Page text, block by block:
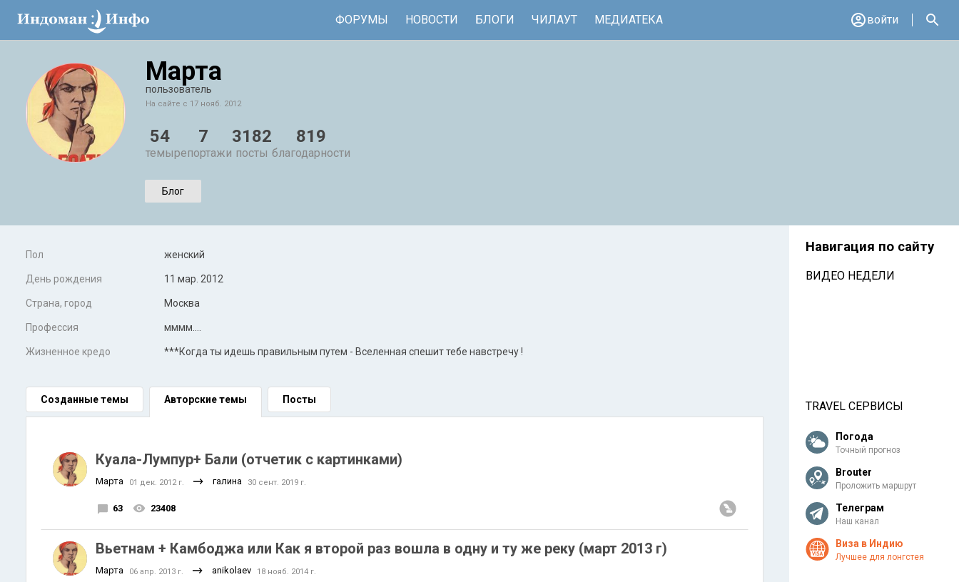
ФОРУМЫ НОВОСТИ БЛОГИ ЧИЛАУТ МЕДИАТЕКА войти
Марта
пользователь
На сайте с 17 нояб. 2012
54
темы
7
репортажи
3182
посты
819
благодарности
Блог
Пол женский
День рождения 11 мар. 2012
Страна, город Москва
Профессия мммм....
Жизненное кредо ***Когда ты идешь правильным путем - Вселенная спешит тебе навстречу !
Созданные темы Авторские темы Посты
Куала-Лумпур+ Бали (отчетик с картинками)
Марта 01 дек. 2012 г. галина 30 сент. 2019 г.
63 23408
Вьетнам + Камбоджа или Как я второй раз вошла в одну и ту же реку (март 2013 г)
Марта 06 апр. 2013 г. anikolaev 18 нояб. 2014 г.
Навигация по сайту
ВИДЕО НЕДЕЛИ
TRAVEL СЕРВИСЫ
Погода
Точный прогноз
Brouter
Проложить маршрут
Телеграм
Наш канал
Виза в Индию
Лучшее для лонгстея